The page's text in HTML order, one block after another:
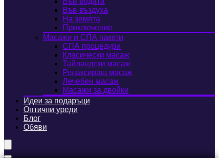
Във въздуха
На земята
Приключение
Масажи и СПА пакети
СПА процедури
Класически масаж
Тайландски масаж
Релаксиращ масаж
Лечебен масаж
Масажи за двойки
Идеи за подаръци
Оптични уреди
Блог
Обяви